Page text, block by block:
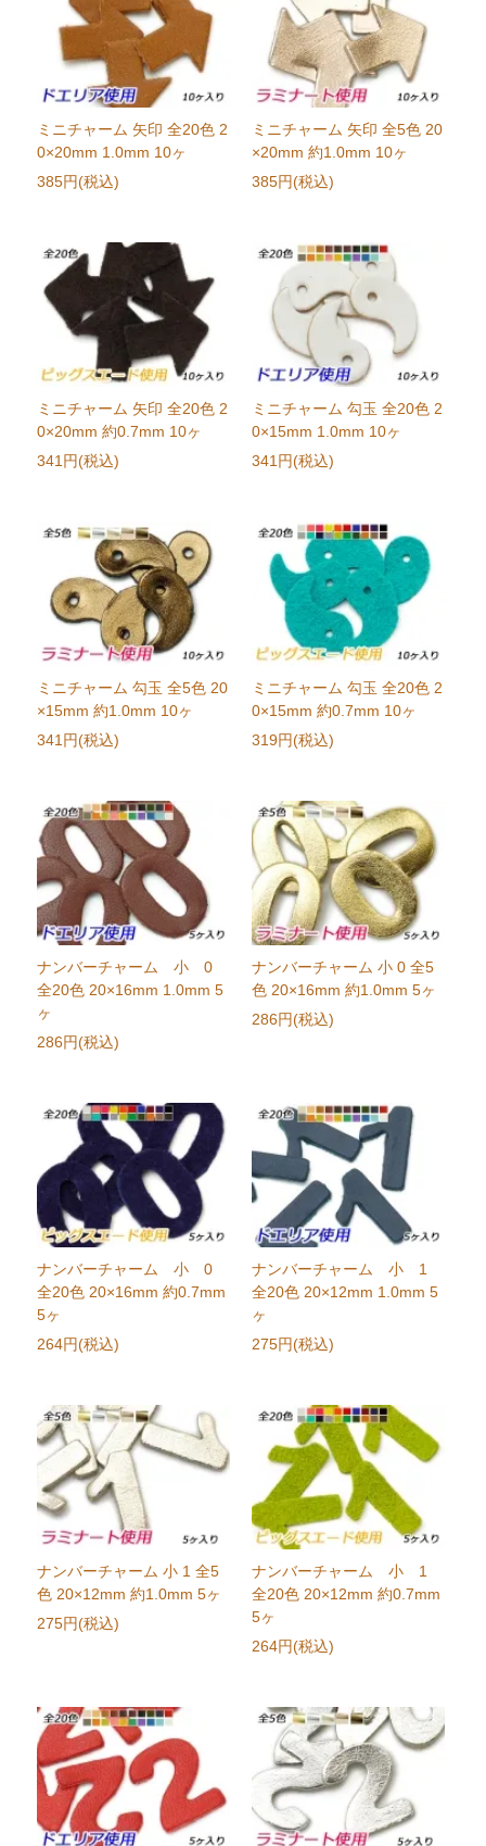
ミニチャーム 矢印 全20色 2
0×20mm 1.0mm 10ヶ
385円(税込)
ミニチャーム 矢印 全5色 20
×20mm 約1.0mm 10ヶ
385円(税込)
ミニチャーム 矢印 全20色 2
0×20mm 約0.7mm 10ヶ
341円(税込)
ミニチャーム 勾玉 全20色 2
0×15mm 1.0mm 10ヶ
341円(税込)
ミニチャーム 勾玉 全5色 20
×15mm 約1.0mm 10ヶ
341円(税込)
ミニチャーム 勾玉 全20色 2
0×15mm 約0.7mm 10ヶ
319円(税込)
ナンバーチャーム 小 0
全20色 20×16mm 1.0mm 5
ヶ
286円(税込)
ナンバーチャーム 小 0 全5
色 20×16mm 約1.0mm 5ヶ
286円(税込)
ナンバーチャーム 小 0
全20色 20×16mm 約0.7mm
5ヶ
264円(税込)
ナンバーチャーム 小 1
全20色 20×12mm 1.0mm 5
ヶ
275円(税込)
ナンバーチャーム 小 1 全5
色 20×12mm 約1.0mm 5ヶ
275円(税込)
ナンバーチャーム 小 1
全20色 20×12mm 約0.7mm
5ヶ
264円(税込)